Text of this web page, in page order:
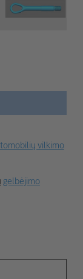
vilkimo
gelbėjimo